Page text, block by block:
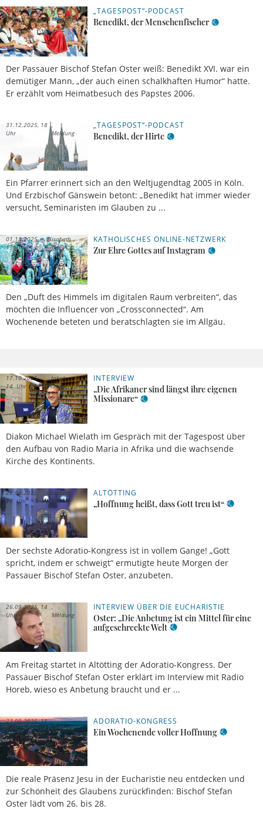
„TAGESPOST“-PODCAST
Benedikt, der Menschenfischer
Der Passauer Bischof Stefan Oster weiß: Benedikt XVI. war ein
demütiger Mann, „der auch einen schalkhaften Humor“ hatte.
Er erzählt vom Heimatbesuch des Papstes 2006.
01.01.2026, 18
Uhr
Meldung
„TAGESPOST“-PODCAST
Benedikt, der Hirte
Ein Pfarrer erinnert sich an den Weltjugendtag 2005 in Köln.
Und Erzbischof Gänswein betont: „Benedikt hat immer wieder
versucht, Seminaristen im Glauben zu ...
31.12.2025, 18
Uhr
Meldung
KATHOLISCHES ONLINE-NETZWERK
Zur Ehre Gottes auf Instagram
Den „Duft des Himmels im digitalen Raum verbreiten“, das
möchten die Influencer von „Crossconnected“. Am
Wochenende beteten und beratschlagten sie im Allgäu.
01.11.2025,
13 Uhr
Elisabeth
Hüffer
INTERVIEW
„Die Afrikaner sind längst ihre eigenen
Missionare“
Diakon Michael Wielath im Gespräch mit der Tagespost über
den Aufbau von Radio Maria in Afrika und die wachsende
Kirche des Kontinents.
17.10.2025,
14 Uhr
Jakob
Naser
ALTÖTTING
„Hoffnung heißt, dass Gott treu ist“
Der sechste Adoratio-Kongress ist in vollem Gange! „Gott
spricht, indem er schweigt“ ermutigte heute Morgen der
Passauer Bischof Stefan Oster, anzubeten.
27.09.2025,
14 Uhr
Elisabeth
Hüffer
INTERVIEW ÜBER DIE EUCHARISTIE
Oster: „Die Anbetung ist ein Mittel für eine
aufgeschreckte Welt
Am Freitag startet in Altötting der Adoratio-Kongress. Der
Passauer Bischof Stefan Oster erklärt im Interview mit Radio
Horeb, wieso es Anbetung braucht und er ...
26.09.2025, 14
Uhr
Meldung
ADORATIO-KONGRESS
Ein Wochenende voller Hoffnung
Die reale Präsenz Jesu in der Eucharistie neu entdecken und
zur Schönheit des Glaubens zurückfinden: Bischof Stefan
Oster lädt vom 26. bis 28.
23.09.2025, 11
Uhr
Meldung